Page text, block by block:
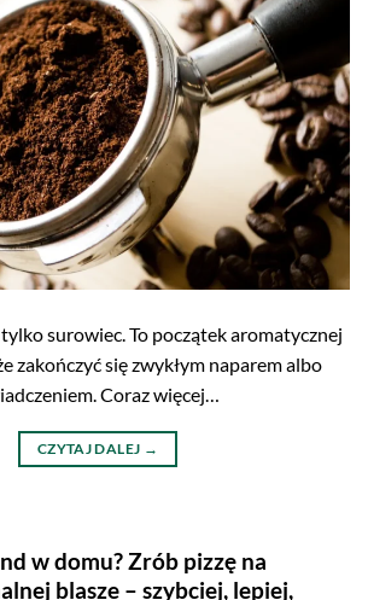
surowiec. To początek aromatycznej
zakończyć się zwykłym naparem albo
Coraz więcej…
CZYTAJ DALEJ →
w domu? Zrób pizzę na
blasze – szybciej, lepiej,